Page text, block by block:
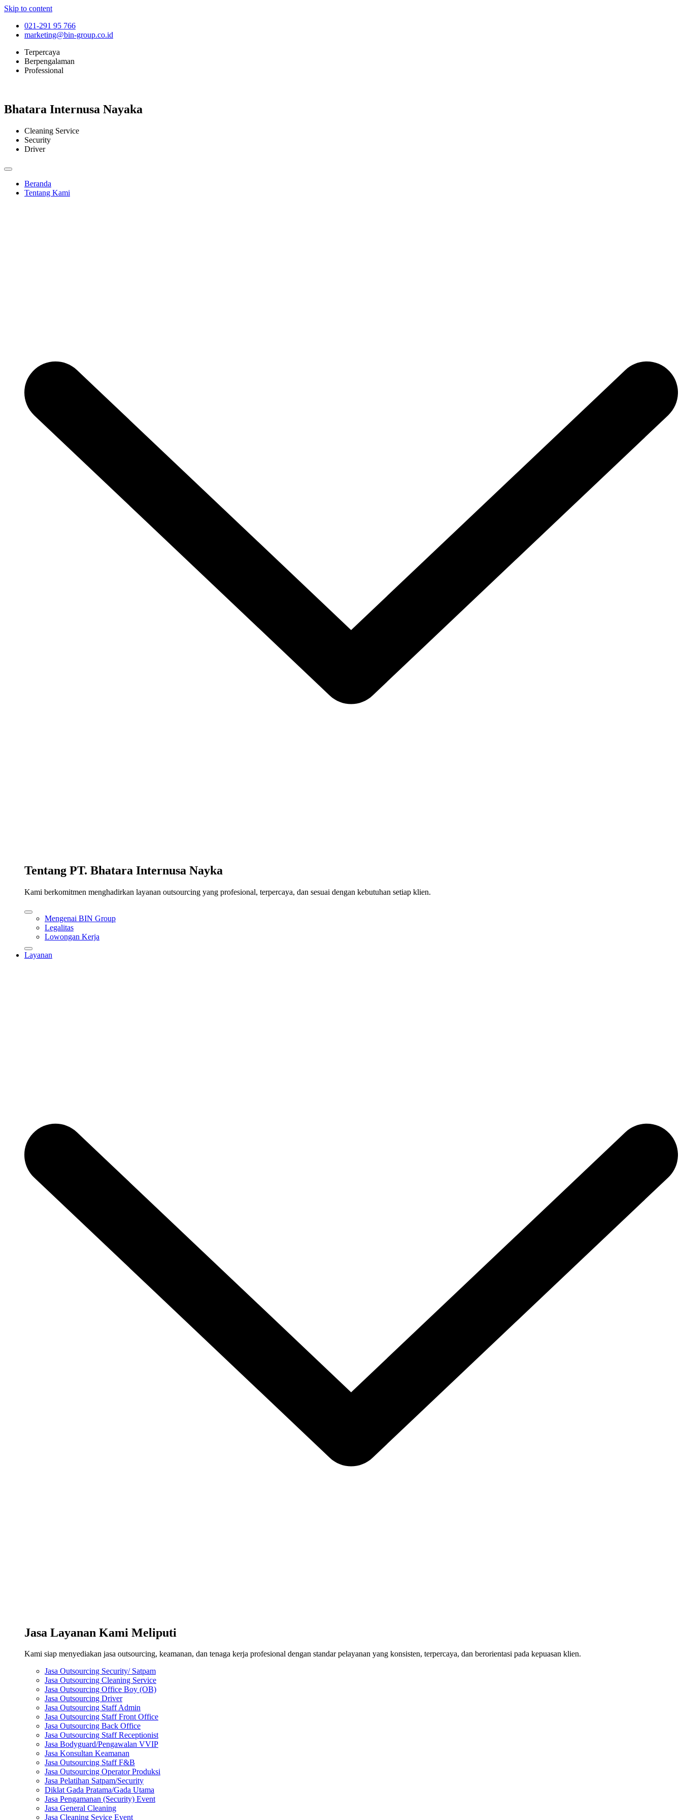
Skip to content
021-291 95 766
marketing@bin-group.co.id
Terpercaya
Berpengalaman
Professional
Bhatara Internusa Nayaka
Cleaning Service
Security
Driver
Beranda
Tentang Kami
Tentang PT. Bhatara Internusa Nayka
Kami berkomitmen menghadirkan layanan outsourcing yang profesional, terpercaya, dan sesuai dengan kebutuhan setiap klien.
Mengenai BIN Group
Legalitas
Lowongan Kerja
Layanan
Jasa Layanan Kami Meliputi
Kami siap menyediakan jasa outsourcing, keamanan, dan tenaga kerja profesional dengan standar pelayanan yang konsisten, terpercaya, dan berorientasi pada kepuasan klien.
Jasa Outsourcing Security/ Satpam
Jasa Outsourcing Cleaning Service
Jasa Outsourcing Office Boy (OB)
Jasa Outsourcing Driver
Jasa Outsourcing Staff Admin
Jasa Outsourcing Staff Front Office
Jasa Outsourcing Back Office
Jasa Outsourcing Staff Receptionist
Jasa Bodyguard/Pengawalan VVIP
Jasa Konsultan Keamanan
Jasa Outsourcing Staff F&B
Jasa Outsourcing Operator Produksi
Jasa Pelatihan Satpam/Security
Diklat Gada Pratama/Gada Utama
Jasa Pengamanan (Security) Event
Jasa General Cleaning
Jasa Cleaning Sevice Event